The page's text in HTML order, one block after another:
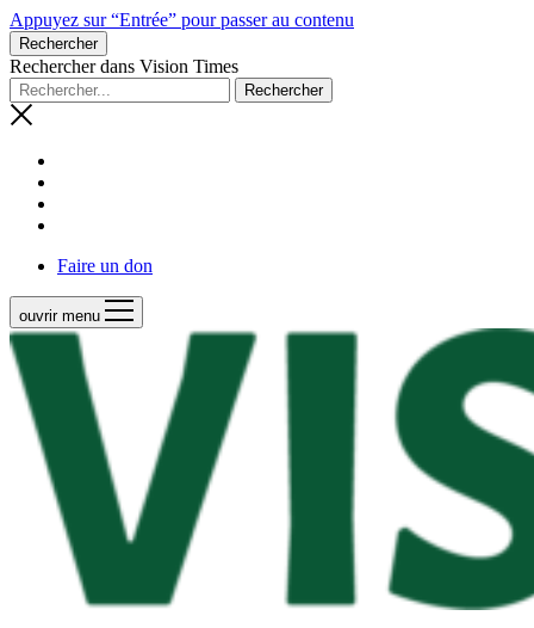
Appuyez sur “Entrée” pour passer au contenu
Rechercher
Rechercher dans Vision Times
Faire un don
ouvrir menu